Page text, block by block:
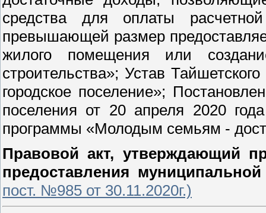
средства для оплаты
превышающей размер
жилого помещения или
строительства»; Устав
городское поселение»;
поселения от 20 апреля 2020
программы «Молодым семьям -
Правовой акт, утверждающий
предоставления муниципальной
пост. №985 от 30.11.2020г.)